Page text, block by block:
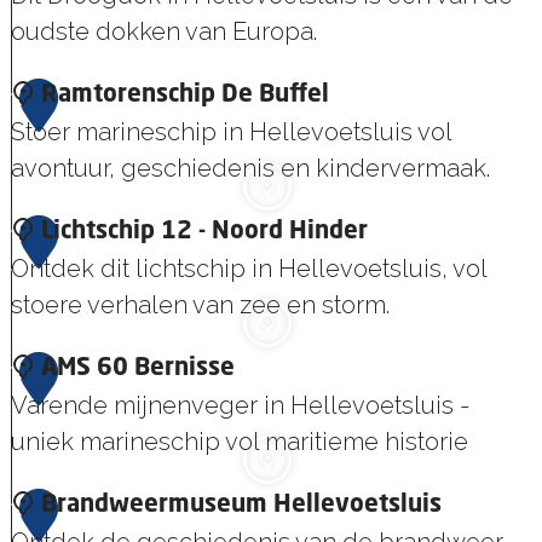
e
j
n
e
k
e
r
k
oudste dokken van Europa.
D
r
o
g
d
o
k
J
a
n
B
l
1
0
Ramtorenschip De Buffel
Stoer marineschip in Hellevoetsluis vol
avontuur, geschiedenis en kindervermaak.
R
a
m
o
r
e
n
s
1
1
Lichtschip 12 - Noord Hinder
Ontdek dit lichtschip in Hellevoetsluis, vol
stoere verhalen van zee en storm.
L
i
c
t
1
2
AMS 60 Bernisse
Varende mijnenveger in Hellevoetsluis -
uniek marineschip vol maritieme historie
A
1
Brandweermuseum Hellevoetsluis